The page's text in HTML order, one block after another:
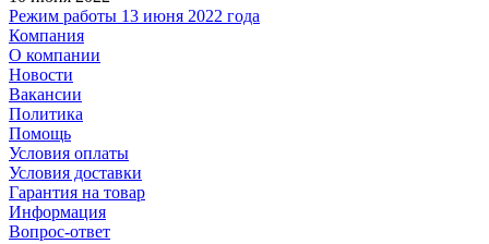
Режим работы 13 июня 2022 года
Компания
О компании
Новости
Вакансии
Политика
Помощь
Условия оплаты
Условия доставки
Гарантия на товар
Информация
Вопрос-ответ